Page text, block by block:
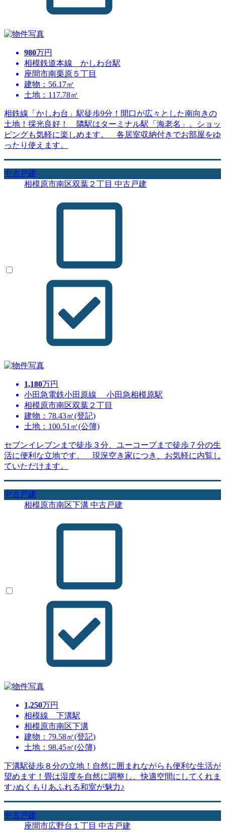
980万円
相模鉄道本線 かしわ台駅
座間市南栗原５丁目
建物：56.17㎡
土地：117.78㎡
相鉄線「かしわ台」駅徒歩9分！間口が広々とした南向きの
土地！採光良好！ 隣駅はターミナル駅「海老名」。ショッ
ピングも気軽に楽しめます。 各居室収納付きでお部屋をゆ
ったり使えます。
中古戸建
相模原市南区双葉２丁目 中古戸建
1,180万円
小田急電鉄小田原線 小田急相模原駅
相模原市南区双葉２丁目
建物：78.43㎡(登記)
土地：100.51㎡(公簿)
セブンイレブンまで徒歩３分、ユーコープまで徒歩７分の生
活に便利な立地です。 現況空き家につき、お気軽に内覧し
ていただけます。
中古戸建
相模原市南区下溝 中古戸建
1,250万円
相模線 下溝駅
相模原市南区下溝
建物：79.58㎡(登記)
土地：98.45㎡(公簿)
下溝駅徒歩８分の立地！自然に囲まれながらも便利な生活が
望めます！畳は湿度を自然に調整し、快適空間にしてくれま
す♪ぬくもりあふれる和室が魅力♪
中古戸建
座間市広野台１丁目 中古戸建